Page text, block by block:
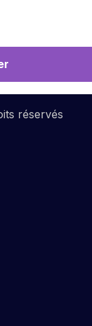
réservés